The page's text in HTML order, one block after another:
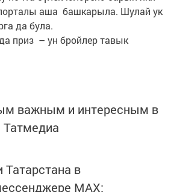
аша башкарыла. Шулай ук
да була.
приз – ун бройлер тавык
важным и интересным в
Татмедиа
Татарстана в
MАХ: